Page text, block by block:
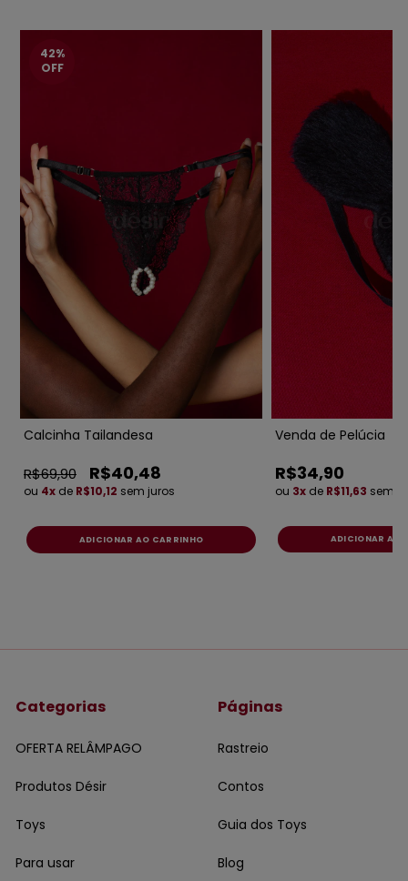
42%
OFF
Calcinha Tailandesa
R$69,90 R$40,48
ou 4x de R$10,12 sem juros
ADICIONAR AO CARRINHO
Venda de Pelúcia
R$34,90
ou 3x de R$11,63 sem
Categorias
OFERTA RELÂMPAGO
Produtos Désir
Toys
Para usar
Páginas
Rastreio
Contos
Guia dos Toys
Blog